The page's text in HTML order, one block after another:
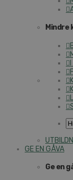
Mindre
GE EN GÅVA
Ge en